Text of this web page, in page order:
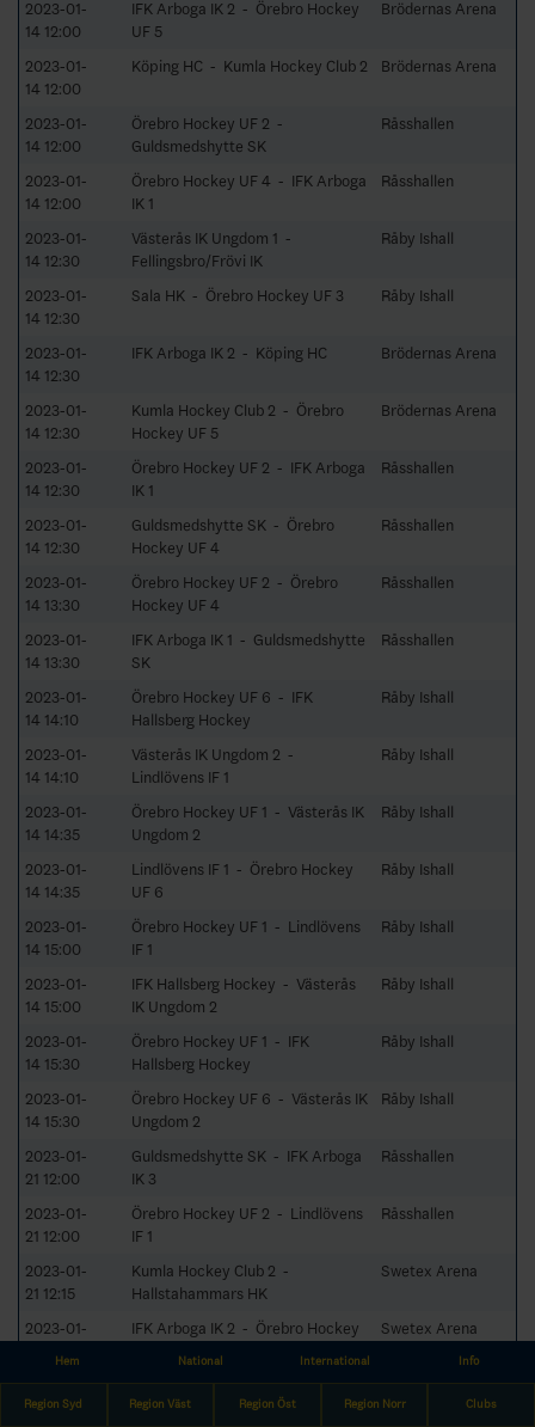
2023-01-
14 12:00
IFK Arboga IK 2 - Örebro Hockey
UF 5
Brödernas Arena
2023-01-
14 12:00
Köping HC - Kumla Hockey Club 2 Brödernas Arena
2023-01-
14 12:00
Örebro Hockey UF 2 -
Guldsmedshytte SK
Råsshallen
2023-01-
14 12:00
Örebro Hockey UF 4 - IFK Arboga
IK 1
Råsshallen
2023-01-
14 12:30
Västerås IK Ungdom 1 -
Fellingsbro/Frövi IK
Råby Ishall
2023-01-
14 12:30
Sala HK - Örebro Hockey UF 3 Råby Ishall
2023-01-
14 12:30
IFK Arboga IK 2 - Köping HC Brödernas Arena
2023-01-
14 12:30
Kumla Hockey Club 2 - Örebro
Hockey UF 5
Brödernas Arena
2023-01-
14 12:30
Örebro Hockey UF 2 - IFK Arboga
IK 1
Råsshallen
2023-01-
14 12:30
Guldsmedshytte SK - Örebro
Hockey UF 4
Råsshallen
2023-01-
14 13:30
Örebro Hockey UF 2 - Örebro
Hockey UF 4
Råsshallen
2023-01-
14 13:30
IFK Arboga IK 1 - Guldsmedshytte
SK
Råsshallen
2023-01-
14 14:10
Örebro Hockey UF 6 - IFK
Hallsberg Hockey
Råby Ishall
2023-01-
14 14:10
Västerås IK Ungdom 2 -
Lindlövens IF 1
Råby Ishall
2023-01-
14 14:35
Örebro Hockey UF 1 - Västerås IK
Ungdom 2
Råby Ishall
2023-01-
14 14:35
Lindlövens IF 1 - Örebro Hockey
UF 6
Råby Ishall
2023-01-
14 15:00
Örebro Hockey UF 1 - Lindlövens
IF 1
Råby Ishall
2023-01-
14 15:00
IFK Hallsberg Hockey - Västerås
IK Ungdom 2
Råby Ishall
2023-01-
14 15:30
Örebro Hockey UF 1 - IFK
Hallsberg Hockey
Råby Ishall
2023-01-
14 15:30
Örebro Hockey UF 6 - Västerås IK
Ungdom 2
Råby Ishall
2023-01-
21 12:00
Guldsmedshytte SK - IFK Arboga
IK 3
Råsshallen
2023-01-
21 12:00
Örebro Hockey UF 2 - Lindlövens
IF 1
Råsshallen
2023-01-
21 12:15
Kumla Hockey Club 2 -
Hallstahammars HK
Swetex Arena
2023-01-
IFK Arboga IK 2 - Örebro Hockey
Swetex Arena
2023-01-
21 12:30
Guldsmedshytte SK - Örebro
Hockey UF 2
Råsshallen
Hem National International Info
Region Syd Region Väst Region Öst Region Norr Clubs